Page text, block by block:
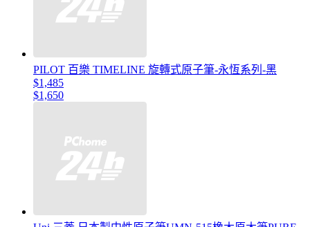
PILOT 百樂 TIMELINE 旋轉式原子筆-永恆系列-黑
$1,485
$1,650